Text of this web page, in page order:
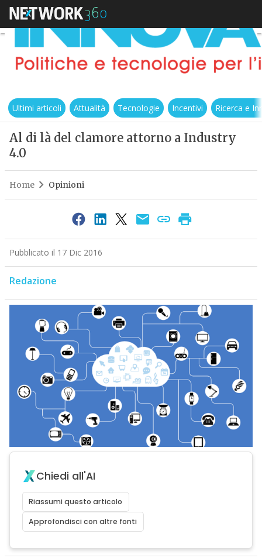
Ultimi articoli Attualità Tecnologie Incentivi Ricerca e
Al di là del clamore attorno a Industry
4.0
Home Opinioni
Pubblicato il 17 Dic 2016
Redazione
Chiedi all'AI
Riassumi questo articolo
Approfondisci con altre fonti